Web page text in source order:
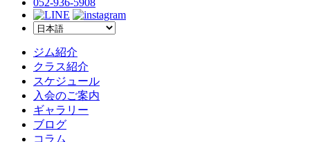
ジム紹介
クラス紹介
スケジュール
入会のご案内
ギャラリー
ブログ
コラム